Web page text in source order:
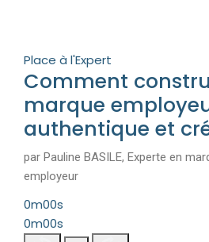
Place à l'Expert
Comment
marque
authentique et
par Pauline BASILE, Experte en
employeur
0m00s
0m00s